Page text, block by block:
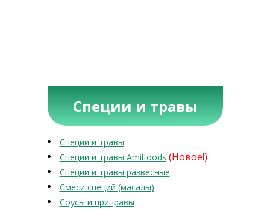
Специи и травы
Специи и травы
Специи и травы Amilfoods (Новое!)
Специи и травы развесные
Смеси специй (масалы)
Соусы и приправы